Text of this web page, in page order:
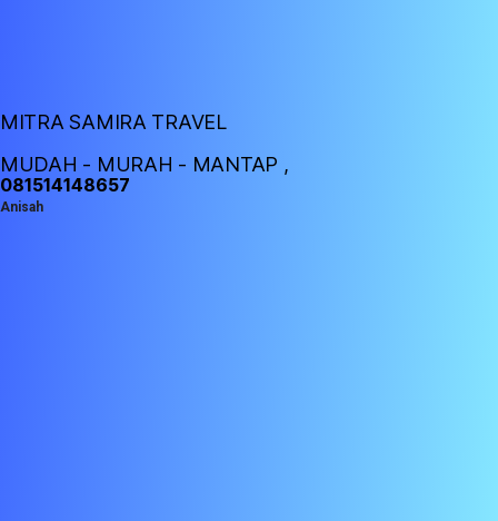
MITRA SAMIRA TRAVEL
MUDAH - MURAH - MANTAP ,
081514148657
Anisah